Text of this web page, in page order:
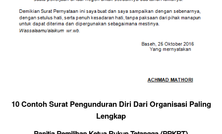
10 Contoh Surat Pengunduran Diri Dari Organisasi Paling
Lengkap